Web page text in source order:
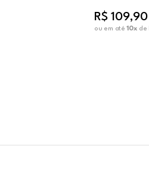
R$ 109,90
ou em até10x de